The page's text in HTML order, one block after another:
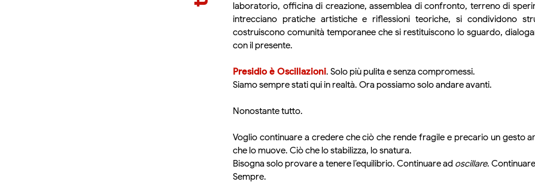
laboratorio, officina di creazione, assemblea di confronto, terreno di
intrecciano pratiche artistiche e riflessioni teoriche, si condividono
costruiscono comunità temporanee che si restituiscono lo sguardo,
con il presente.
Presidio è Oscillazioni. Solo più pulita e senza compromessi.
Siamo sempre stati qui in realtà. Ora possiamo solo andare avanti.
Nonostante tutto.
Voglio continuare a credere che ciò che rende fragile e precario un gesto
che lo muove. Ciò che lo stabilizza, lo snatura.
Bisogna solo provare a tenere l’equilibrio. Continuare ad oscillare.
Sempre.